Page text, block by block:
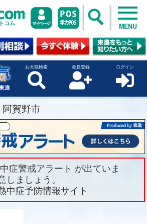
コム MENU
進
お天気検索 会員登録 ログイン
阿賀野市
症警戒アラート が出ていま
しましょう。
中症予防情報サイト